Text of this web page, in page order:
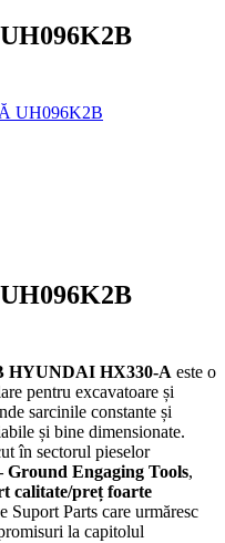
HYUNDAI HX330-A este o
pentru excavatoare și
sarcinile constante și
și bine dimensionate.
în sectorul pieselor
Ground Engaging Tools,
calitate/preț foarte
Suport Parts care urmăresc
la capitolul